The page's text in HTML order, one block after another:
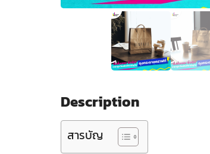
Description
สารบัญ